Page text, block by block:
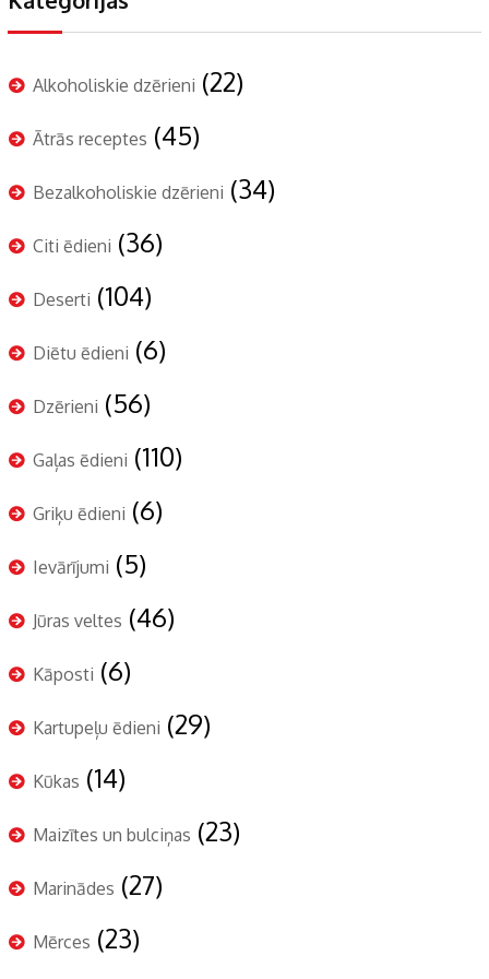
Alkoholiskie dzērieni (22)
Ātrās receptes (45)
Bezalkoholiskie dzērieni (34)
Citi ēdieni (36)
Deserti (104)
Diētu ēdieni (6)
Dzērieni (56)
Gaļas ēdieni (110)
Griķu ēdieni (6)
Ievārījumi (5)
Jūras veltes (46)
Kāposti (6)
Kartupeļu ēdieni (29)
Kūkas (14)
Maizītes un bulciņas (23)
Marinādes (27)
Mērces (23)